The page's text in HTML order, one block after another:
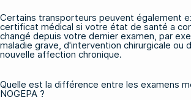
Certains transporteurs peuvent également
certificat médical si votre état de santé a
changé depuis votre dernier examen, par
maladie grave, d'intervention chirurgicale ou
nouvelle affection chronique.
Quelle est la différence entre les examens
NOGEPA ?